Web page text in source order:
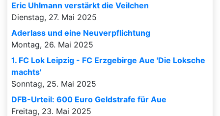
Eric Uhlmann verstärkt die Veilchen
Dienstag, 27. Mai 2025
Aderlass und eine Neuverpflichtung
Montag, 26. Mai 2025
1. FC Lok Leipzig - FC Erzgebirge Aue 'Die Loksche
machts'
Sonntag, 25. Mai 2025
DFB-Urteil: 600 Euro Geldstrafe für Aue
Freitag, 23. Mai 2025